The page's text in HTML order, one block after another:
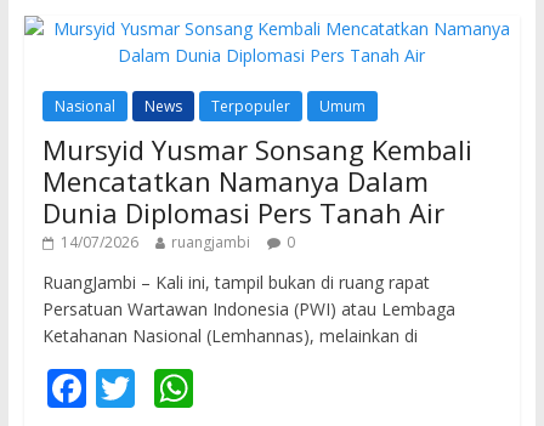
Nasional News Terpopuler Umum
Mursyid Yusmar Sonsang Kembali
Mencatatkan Namanya Dalam
Dunia Diplomasi Pers Tanah Air
14/07/2026 ruangjambi 0
RuangJambi – Kali ini, tampil bukan di ruang rapat
Persatuan Wartawan Indonesia (PWI) atau Lembaga
Ketahanan Nasional (Lemhannas), melainkan di
F T W